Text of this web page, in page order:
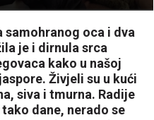
samohranog oca i dva
je i dirnula srca
kako u našoj
Živjeli su u kući
siva i tmurna. Radije
dane, nerado se